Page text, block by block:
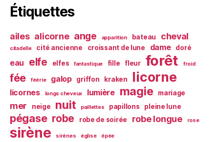
Étiquettes
ailes alicorne ange apparition bateau cheval
citadelle cité ancienne croissant de lune dame doré
eau elfe elfes fantastique fille fleur forêt froid
fée féérie galop griffon kraken licorne
licornes longs cheveux lumière magie mariage
mer neige nuit paillettes papillons pleine lune
pégase robe robe de soirée robe longue rose
sirène sirènes église épée